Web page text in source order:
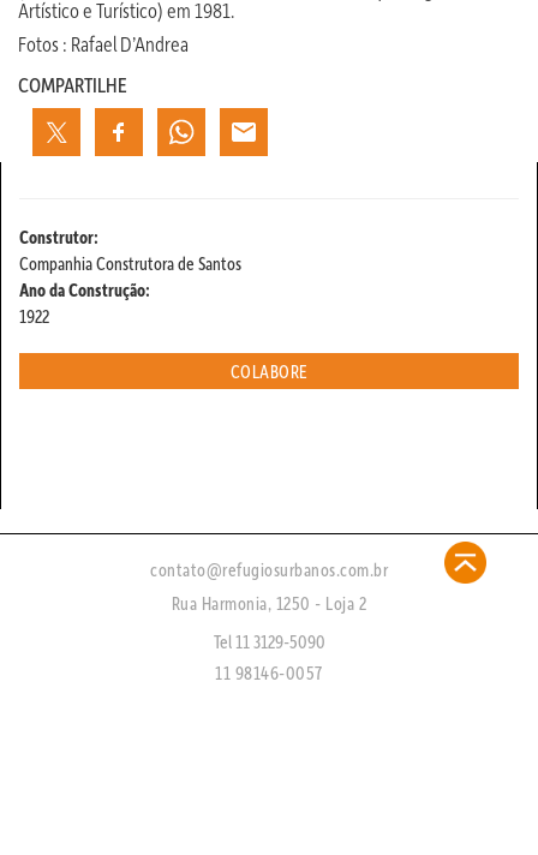
Artístico e Turístico) em 1981.
Fotos : Rafael D’Andrea
COMPARTILHE
Construtor:
Companhia Construtora de Santos
Ano da Construção:
1922
COLABORE
contato@refugiosurbanos.com.br
Rua Harmonia, 1250 - Loja 2
Tel 11 3129-5090
11 98146-0057